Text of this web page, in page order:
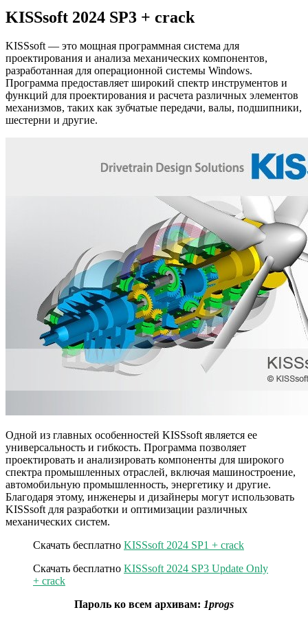
KISSsoft 2024 SP3 + crack
KISSsoft — это мощная программная система для
проектирования и анализа механических компонентов,
разработанная для операционной системы Windows.
Программа предоставляет широкий спектр инструментов и
функций для проектирования и расчета различных элементов
механизмов, таких как зубчатые передачи, валы, подшипники,
шестерни и другие.
Одной из главных особенностей KISSsoft является ее
универсальность и гибкость. Программа позволяет
проектировать и анализировать компоненты для широкого
спектра промышленных отраслей, включая машиностроение,
автомобильную промышленность, энергетику и другие.
Благодаря этому, инженеры и дизайнеры могут использовать
KISSsoft для разработки и оптимизации различных
механических систем.
Скачать бесплатно KISSsoft 2024 SP1 + crack
Скачать бесплатно KISSsoft 2024 SP3 Update Only
+ crack
Пароль ко всем архивам: 1progs